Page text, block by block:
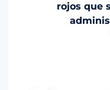
rojos que